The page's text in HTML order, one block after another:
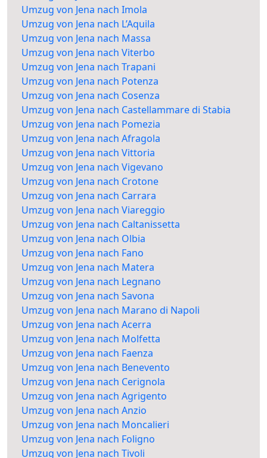
Umzug von Jena nach Imola
Umzug von Jena nach L’Aquila
Umzug von Jena nach Massa
Umzug von Jena nach Viterbo
Umzug von Jena nach Trapani
Umzug von Jena nach Potenza
Umzug von Jena nach Cosenza
Umzug von Jena nach Castellammare di Stabia
Umzug von Jena nach Pomezia
Umzug von Jena nach Afragola
Umzug von Jena nach Vittoria
Umzug von Jena nach Vigevano
Umzug von Jena nach Crotone
Umzug von Jena nach Carrara
Umzug von Jena nach Viareggio
Umzug von Jena nach Caltanissetta
Umzug von Jena nach Olbia
Umzug von Jena nach Fano
Umzug von Jena nach Matera
Umzug von Jena nach Legnano
Umzug von Jena nach Savona
Umzug von Jena nach Marano di Napoli
Umzug von Jena nach Acerra
Umzug von Jena nach Molfetta
Umzug von Jena nach Faenza
Umzug von Jena nach Benevento
Umzug von Jena nach Cerignola
Umzug von Jena nach Agrigento
Umzug von Jena nach Anzio
Umzug von Jena nach Moncalieri
Umzug von Jena nach Foligno
Umzug von Jena nach Tivoli